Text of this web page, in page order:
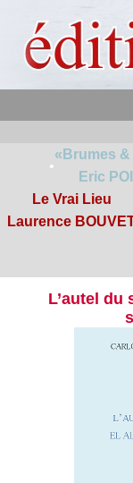
•
«Brumes
Eric
Le Vrai Lieu
Laurence
L’autel du